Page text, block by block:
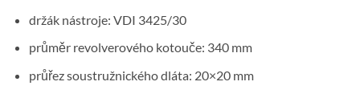
držák nástroje: VDI 3425/30
průměr revolverového kotouče: 340 mm
průřez soustružnického dláta: 20×20 mm